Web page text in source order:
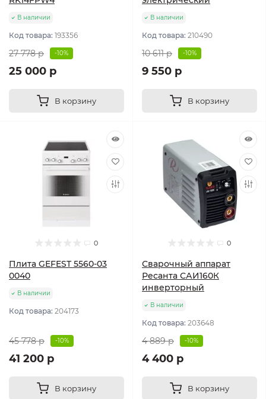
В наличии
Код товара: 193356
27 778 р -10%
25 000 р
В корзину
В наличии
Код товара: 210490
10 611 р -10%
9 550 р
В корзину
0
Плита GEFEST 5560-03
0040
В наличии
Код товара: 204173
45 778 р -10%
41 200 р
В корзину
0
Сварочный аппарат
Ресанта САИ160К
инверторный
В наличии
Код товара: 203648
4 889 р -10%
4 400 р
В корзину